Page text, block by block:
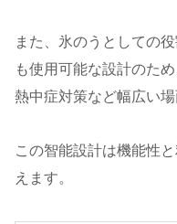
また、氷のうとしての
も使用可能な設計のた
熱中症対策など幅広い
この智能設計は機能性
えます。